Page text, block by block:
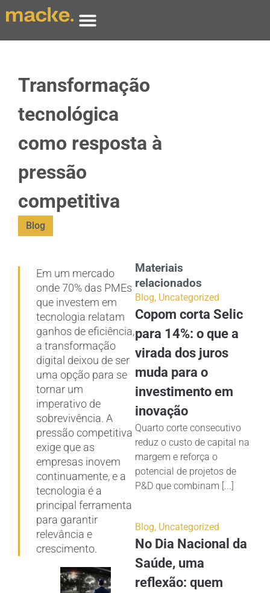
Transformação
tecnológica
como resposta à
pressão
competitiva
Blog
Em um mercado
onde 70% das PMEs
que investem em
tecnologia relatam
ganhos de eficiência,
a transformação
digital deixou de ser
uma opção para se
tornar um
imperativo de
sobrevivência. A
pressão competitiva
exige que as
empresas inovem
continuamente, e a
tecnologia é a
principal ferramenta
para garantir
relevância e
crescimento.
Materiais
relacionados
Blog, Uncategorized
Copom corta Selic
para 14%: o que a
virada dos juros
muda para o
investimento em
inovação
Quarto corte consecutivo
reduz o custo de capital na
margem e reforça o
potencial de projetos de
P&D que combinam [...]
Blog, Uncategorized
No Dia Nacional da
Saúde, uma
reflexão: quem